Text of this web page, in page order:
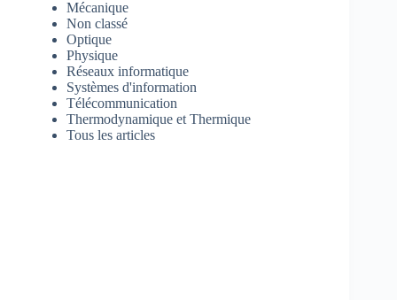
Mécanique
Non classé
Optique
Physique
Réseaux informatique
Systèmes d'information
Télécommunication
Thermodynamique et Thermique
Tous les articles